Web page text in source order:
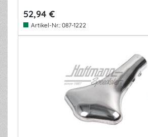
52,94 €
Artikel-Nr.: 087-1222